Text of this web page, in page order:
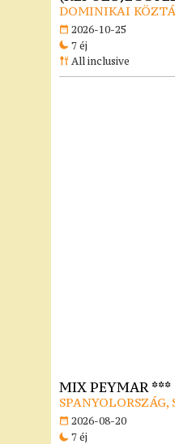
DOMINIKAI
2026-10-25
7 éj
All inclusive
MIX PEYMAR ***
2026-08-20
7 éj